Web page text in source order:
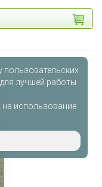
лучшей работы
на использование